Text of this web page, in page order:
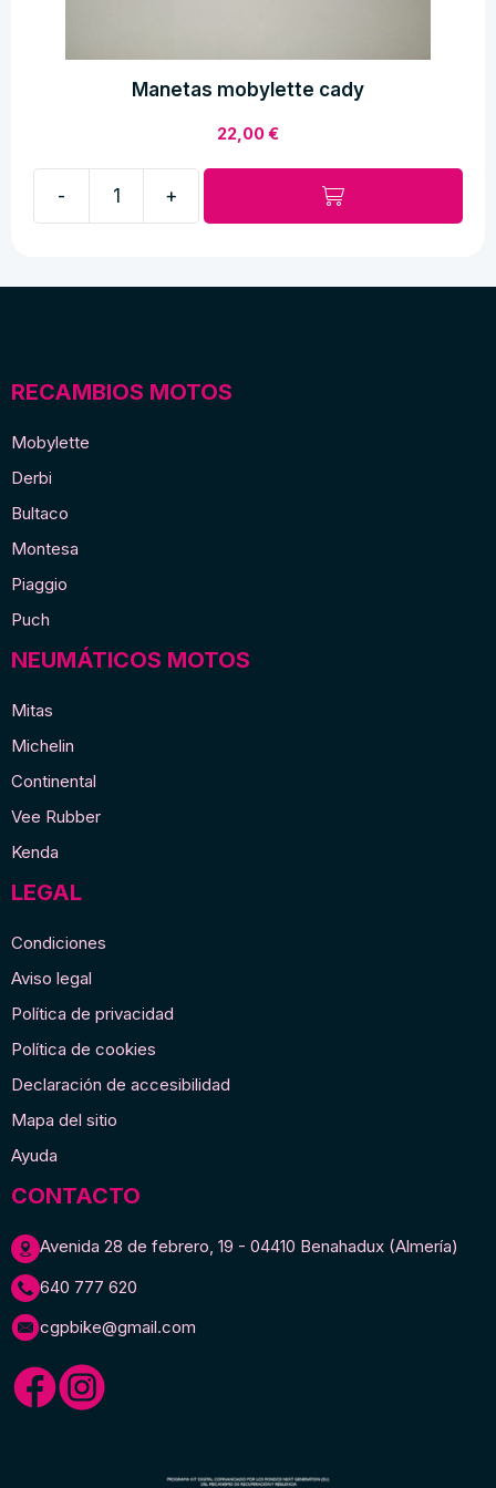
Manetas mobylette cady
22,00€
-
cantidad
+
RECAMBIOS MOTOS
Mobylette
Derbi
Bultaco
Montesa
Piaggio
Puch
NEUMÁTICOS MOTOS
Mitas
Michelin
Continental
Vee Rubber
Kenda
LEGAL
Condiciones
Aviso legal
Política de privacidad
Política de cookies
Declaración de accesibilidad
Mapa del sitio
Ayuda
CONTACTO
Avenida 28 de febrero, 19 - 04410 Benahadux (Almería)
640 777 620
cgpbike@gmail.com